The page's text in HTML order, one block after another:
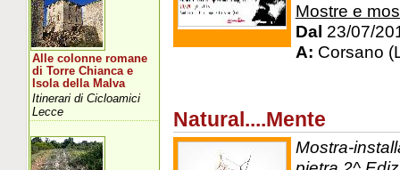
Mostre e
Dal 23/07/
A: Corsano
Natural....Mente
Mostra-
Alle colonne romane
di Torre Chianca e
Isola della Malva
Itinerari di Cicloamici
Lecce